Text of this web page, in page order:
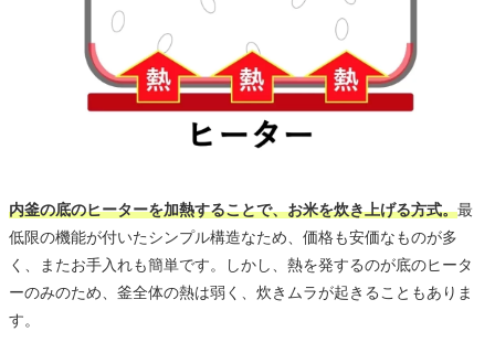
内釜の底のヒーターを加熱することで、お米を炊き上げる方式。最
低限の機能が付いたシンプル構造なため、価格も安価なものが多
く、またお手入れも簡単です。しかし、熱を発するのが底のヒータ
ーのみのため、釜全体の熱は弱く、炊きムラが起きることもありま
す。